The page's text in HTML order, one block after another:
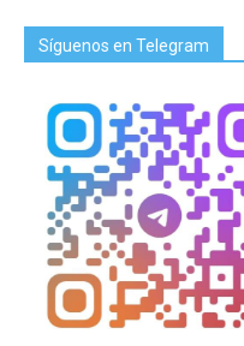
Síguenos en Telegram